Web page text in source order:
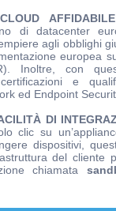
AFFIDABILE
di datacenter
agli obblighi
europea
Inoltre, con
e
ed Endpoint
DI
clic su
dispositivi,
del cliente
chiamata